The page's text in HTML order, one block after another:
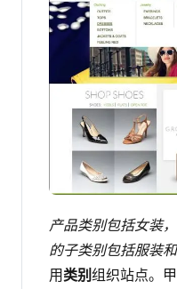
产品类别包括女装
的子类别包括服装和
用类别 组织站点。甲